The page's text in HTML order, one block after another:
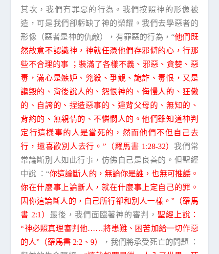
其次，我們有罪惡的行為。我們按照神的形像被
造，可是我們卻虧缺了神的榮耀。我們去學惡者的
形像（惡者是神的仇敵），有罪惡的行為，“他們既
然故意不認識神，神就任憑他們存邪僻的心，行那
些不合理的事 ；裝滿了各樣不義、邪惡、貪婪、惡
毒，滿心是嫉妒、兇殺、爭競、詭詐、毒恨，又是
讒毀的、背後說人的、怨恨神的、侮慢人的、狂傲
的、自誇的、捏造惡事的、違背父母的、無知的、
背約的、無親情的、不憐憫人的。他們雖知道神判
定行這樣事的人是當死的，然而他們不但自己去
行，還喜歡別人去行。”（羅馬書 1:28-32）我們常
常論斷別人如此行事，仿佛自己是良善的。但聖經
中說 ：“你這論斷人的，無論你是誰，也無可推諉。
你在什麼事上論斷人，就在什麼事上定自己的罪。
因你這論斷人的，自己所行卻和別人一樣。”（羅馬
書 2:1） 最後，我們面臨著神的審判， 聖經上說：
“神必照真理審判他……將患難、困苦加給一切作惡
的人”（羅馬書 2:2、9）
，我們將承受死亡的問題 ：